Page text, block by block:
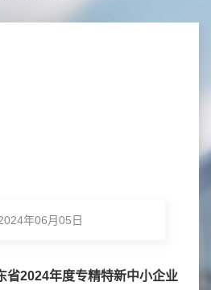
年06月05日
省2024年度专精特新中小企业